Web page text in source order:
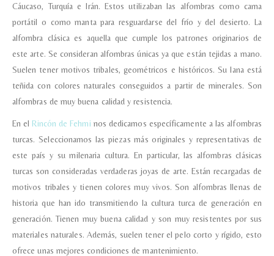
Cáucaso, Turquía e Irán. Estos utilizaban las alfombras como cama
portátil o como manta para resguardarse del frío y del desierto. La
alfombra clásica es aquella que cumple los patrones originarios de
este arte. Se consideran alfombras únicas ya que están tejidas a mano.
Suelen tener motivos tribales, geométricos e históricos. Su lana está
teñida con colores naturales conseguidos a partir de minerales. Son
alfombras de muy buena calidad y resistencia.
En el Rincón de Fehmi nos dedicamos específicamente a las alfombras
turcas. Seleccionamos las piezas más originales y representativas de
este país y su milenaria cultura. En particular, las alfombras clásicas
turcas son consideradas verdaderas joyas de arte. Están recargadas de
motivos tribales y tienen colores muy vivos. Son alfombras llenas de
historia que han ido transmitiendo la cultura turca de generación en
generación. Tienen muy buena calidad y son muy resistentes por sus
materiales naturales. Además, suelen tener el pelo corto y rígido, esto
ofrece unas mejores condiciones de mantenimiento.
Acuerdo RGPD*
Doy mi consentimiento para que
esta web almacene la
información que envío para que
puedan responder a mi petición.